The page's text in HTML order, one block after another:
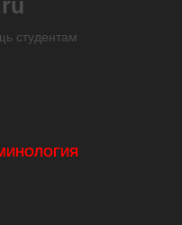
студентам